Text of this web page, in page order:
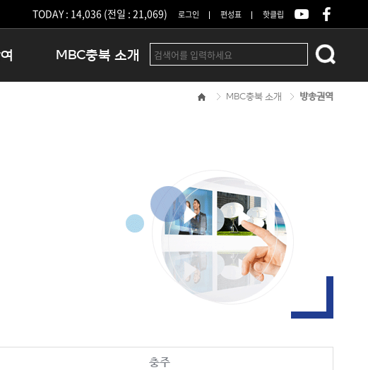
TODAY : 14,036 (전일 : 21,069) 로그인 편성표 핫클립
MBC충북 소개
MBC충북 소개 방송권역
충주